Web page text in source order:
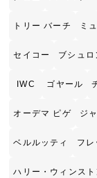
トリー バーチ ミ
セイコー ブシュロ
IWC ゴヤール
オーデマ ピゲ ジ
ベルルッティ フレ
ハリー・ウィンスト